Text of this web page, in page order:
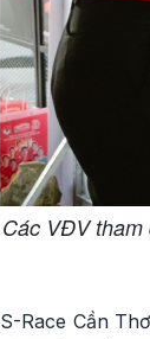
Các VĐV tham
S-Race Cần